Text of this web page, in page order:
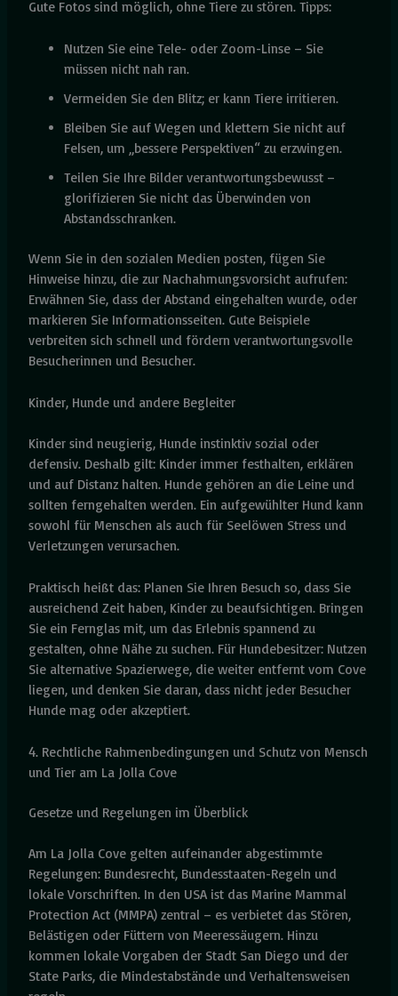
Gute Fotos sind möglich, ohne Tiere zu stören. Tipps:
Nutzen Sie eine Tele- oder Zoom-Linse – Sie
müssen nicht nah ran.
Vermeiden Sie den Blitz; er kann Tiere irritieren.
Bleiben Sie auf Wegen und klettern Sie nicht auf
Felsen, um „bessere Perspektiven“ zu erzwingen.
Teilen Sie Ihre Bilder verantwortungsbewusst –
glorifizieren Sie nicht das Überwinden von
Abstandsschranken.
Wenn Sie in den sozialen Medien posten, fügen Sie
Hinweise hinzu, die zur Nachahmungsvorsicht aufrufen:
Erwähnen Sie, dass der Abstand eingehalten wurde, oder
markieren Sie Informationsseiten. Gute Beispiele
verbreiten sich schnell und fördern verantwortungsvolle
Besucherinnen und Besucher.
Kinder, Hunde und andere Begleiter
Kinder sind neugierig, Hunde instinktiv sozial oder
defensiv. Deshalb gilt: Kinder immer festhalten, erklären
und auf Distanz halten. Hunde gehören an die Leine und
sollten ferngehalten werden. Ein aufgewühlter Hund kann
sowohl für Menschen als auch für Seelöwen Stress und
Verletzungen verursachen.
Praktisch heißt das: Planen Sie Ihren Besuch so, dass Sie
ausreichend Zeit haben, Kinder zu beaufsichtigen. Bringen
Sie ein Fernglas mit, um das Erlebnis spannend zu
gestalten, ohne Nähe zu suchen. Für Hundebesitzer: Nutzen
Sie alternative Spazierwege, die weiter entfernt vom Cove
liegen, und denken Sie daran, dass nicht jeder Besucher
Hunde mag oder akzeptiert.
4. Rechtliche Rahmenbedingungen und Schutz von Mensch
und Tier am La Jolla Cove
Gesetze und Regelungen im Überblick
Am La Jolla Cove gelten aufeinander abgestimmte
Regelungen: Bundesrecht, Bundesstaaten-Regeln und
lokale Vorschriften. In den USA ist das Marine Mammal
Protection Act (MMPA) zentral – es verbietet das Stören,
Belästigen oder Füttern von Meeressäugern. Hinzu
kommen lokale Vorgaben der Stadt San Diego und der
State Parks, die Mindestabstände und Verhaltensweisen